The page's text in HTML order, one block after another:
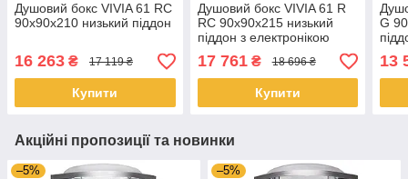
Душовий бокс VIVIA 61 RC
90x90x210 низький піддон
16 263 ₴ 17 119 ₴
Купити
Душовий бокс VIVIA 61 R
RC 90х90х215 низький
піддон з електронікою
17 761₴ 18 696 ₴
Купити
G
13
Акційні пропозиції та новинки
–5% –5%